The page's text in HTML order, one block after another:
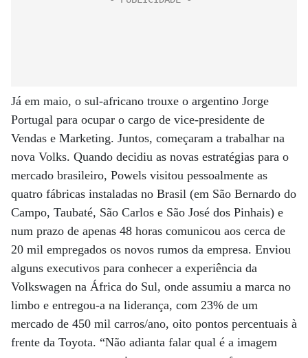
Já em maio, o sul-africano trouxe o argentino Jorge
Portugal para ocupar o cargo de vice-presidente de
Vendas e Marketing. Juntos, começaram a trabalhar na
nova Volks. Quando decidiu as novas estratégias para o
mercado brasileiro, Powels visitou pessoalmente as
quatro fábricas instaladas no Brasil (em São Bernardo do
Campo, Taubaté, São Carlos e São José dos Pinhais) e
num prazo de apenas 48 horas comunicou aos cerca de
20 mil empregados os novos rumos da empresa. Enviou
alguns executivos para conhecer a experiência da
Volkswagen na África do Sul, onde assumiu a marca no
limbo e entregou-a na liderança, com 23% de um
mercado de 450 mil carros/ano, oito pontos percentuais à
frente da Toyota. “Não adianta falar qual é a imagem